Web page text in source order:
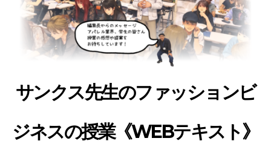
サンクス先生のファッションビ
ジネスの授業《WEBテキスト》